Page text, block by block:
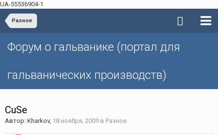
UA-55536904-1
Разное
Форум о гальванике (портал для
гальванических производств)
CuSe
Автор: Kharkov, 18 ноября, 2009 в Разное